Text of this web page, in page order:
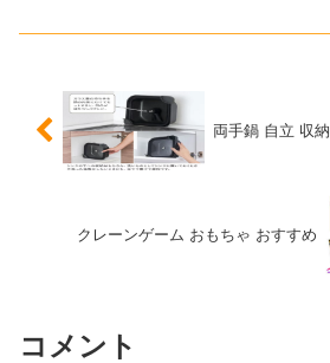
両手鍋 自立 収納
クレーンゲーム おもちゃ おすすめ
コメント